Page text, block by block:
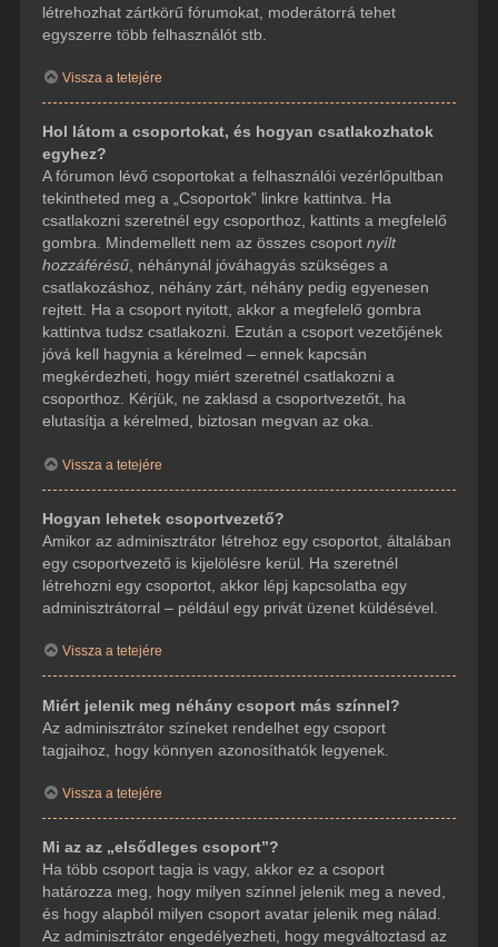
létrehozhat zártkörű fórumokat, moderátorrá tehet
egyszerre több felhasználót stb.
Vissza a tetejére
Hol látom a csoportokat, és hogyan csatlakozhatok
egyhez?
A fórumon lévő csoportokat a felhasználói vezérlőpultban
tekintheted meg a „Csoportok” linkre kattintva. Ha
csatlakozni szeretnél egy csoporthoz, kattints a megfelelő
gombra. Mindemellett nem az összes csoport nyílt
hozzáférésű, néhánynál jóváhagyás szükséges a
csatlakozáshoz, néhány zárt, néhány pedig egyenesen
rejtett. Ha a csoport nyitott, akkor a megfelelő gombra
kattintva tudsz csatlakozni. Ezután a csoport vezetőjének
jóvá kell hagynia a kérelmed – ennek kapcsán
megkérdezheti, hogy miért szeretnél csatlakozni a
csoporthoz. Kérjük, ne zaklasd a csoportvezetőt, ha
elutasítja a kérelmed, biztosan megvan az oka.
Vissza a tetejére
Hogyan lehetek csoportvezető?
Amikor az adminisztrátor létrehoz egy csoportot, általában
egy csoportvezető is kijelölésre kerül. Ha szeretnél
létrehozni egy csoportot, akkor lépj kapcsolatba egy
adminisztrátorral – például egy privát üzenet küldésével.
Vissza a tetejére
Miért jelenik meg néhány csoport más színnel?
Az adminisztrátor színeket rendelhet egy csoport
tagjaihoz, hogy könnyen azonosíthatók legyenek.
Vissza a tetejére
Mi az az „elsődleges csoport”?
Ha több csoport tagja is vagy, akkor ez a csoport
határozza meg, hogy milyen színnel jelenik meg a neved,
és hogy alapból milyen csoport avatar jelenik meg nálad.
Az adminisztrátor engedélyezheti, hogy megváltoztasd az